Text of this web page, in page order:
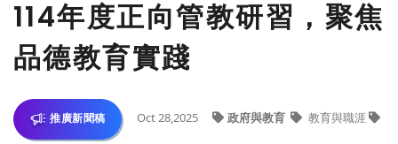
114年度正向管教研習，聚焦
品德教育實踐
推廣新聞稿 Oct 28,2025 政府與教育 教育與職涯